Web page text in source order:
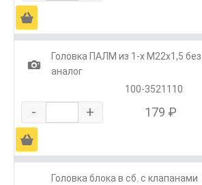
Ä
1
Головка ПАЛМ из 1-х М22х1,5
аналог
100-3521110
- + 179 ₽
Ä
Головка блока в сб. с клапанами